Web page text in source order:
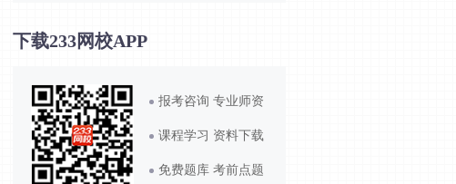
下载233网校APP
报考咨询 专业师资
课程学习 资料下载
免费题库 考前点题